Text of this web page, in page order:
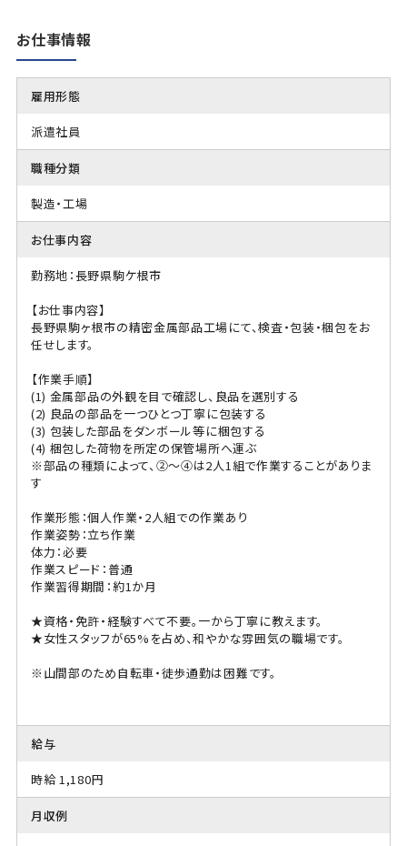
お仕事情報
雇用形態
派遣社員
職種分類
製造・工場
お仕事内容
勤務地：長野県駒ケ根市
【お仕事内容】
長野県駒ヶ根市の精密金属部品工場にて、検査・包装・梱包をお
任せします。
【作業手順】
(1) 金属部品の外観を目で確認し、良品を選別する
(2) 良品の部品を一つひとつ丁寧に包装する
(3) 包装した部品をダンボール等に梱包する
(4) 梱包した荷物を所定の保管場所へ運ぶ
※部品の種類によって、②〜④は2人1組で作業することがありま
す
作業形態：個人作業・2人組での作業あり
作業姿勢：立ち作業
体力：必要
作業スピード：普通
作業習得期間：約1か月
★資格・免許・経験すべて不要。一から丁寧に教えます。
★女性スタッフが65%を占め、和やかな雰囲気の職場です。
※山間部のため自転車・徒歩通勤は困難です。
給与
時給 1,180円
月収例